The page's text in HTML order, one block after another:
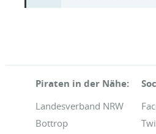
Piraten in der Nähe:
Landesverband NRW
Bottrop